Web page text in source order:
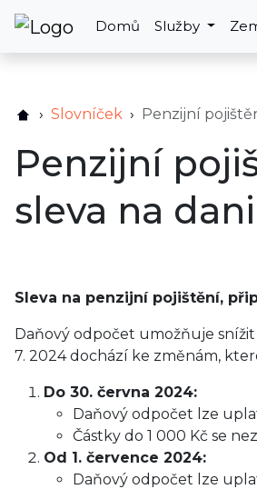
Domů Služby
Slovníček Penzijní
Penzijní
sleva na dani
Sleva na penzijní pojištění,
Daňový odpočet umožňuje
7. 2024 dochází ke změnám,
Do 30. června 2024:
Daňový odpočet lze
Částky do 1 000 Kč se
Od 1. července 2024:
Daňový odpočet lze